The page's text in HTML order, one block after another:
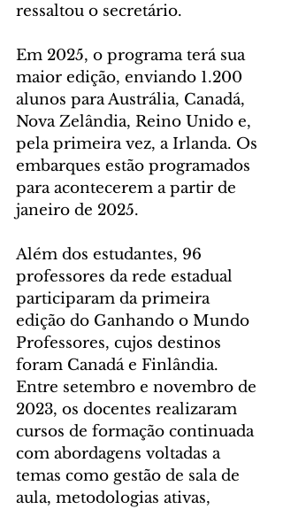
ressaltou o secretário.
Em 2025, o programa terá sua
maior edição, enviando 1.200
alunos para Austrália, Canadá,
Nova Zelândia, Reino Unido e,
pela primeira vez, a Irlanda. Os
embarques estão programados
para acontecerem a partir de
janeiro de 2025.
Além dos estudantes, 96
professores da rede estadual
participaram da primeira
edição do Ganhando o Mundo
Professores, cujos destinos
foram Canadá e Finlândia.
Entre setembro e novembro de
2023, os docentes realizaram
cursos de formação continuada
com abordagens voltadas a
temas como gestão de sala de
aula, metodologias ativas,